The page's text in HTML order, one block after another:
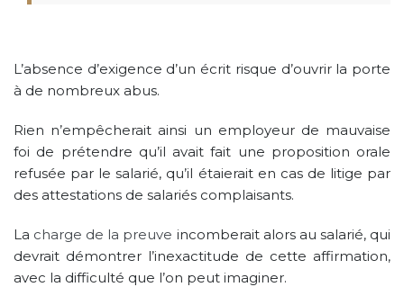
L’absence d’exigence d’un écrit risque d’ouvrir la porte
à de nombreux abus.
Rien n’empêcherait ainsi un employeur de mauvaise
foi de prétendre qu’il avait fait une proposition orale
refusée par le salarié, qu’il étaierait en cas de litige par
des attestations de salariés complaisants.
La charge de la preuve incomberait alors au salarié, qui
devrait démontrer l’inexactitude de cette affirmation,
avec la difficulté que l’on peut imaginer.